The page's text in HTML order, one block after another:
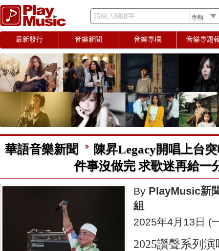
請輸入關鍵字
最新發行 音樂新聞 音樂專欄 音樂專題
華語音樂新聞
陳昇Legacy開唱上台
件事沒做完 求歌迷再給一
By PlayMusic新
組
2025年4月13日 (
2025讚聲系列